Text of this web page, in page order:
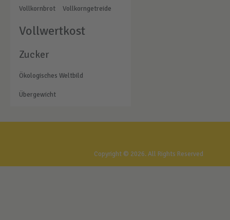
Vollkornbrot Vollkorngetreide
Vollwertkost
Zucker
Ökologisches Weltbild
Übergewicht
Copyright © 2026. All Rights Reserved